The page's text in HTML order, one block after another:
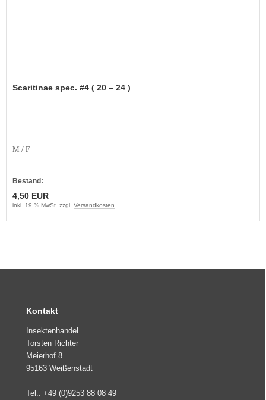
Scaritinae spec. #4 ( 20 – 24 )
M / F
Bestand:
4,50 EUR
inkl. 19 % MwSt. zzgl. Versandkosten
Kontakt
Insektenhandel
Torsten Richter
Meierhof 8
95163 Weißenstadt
Tel.: +49 (0)9253 88 08 49